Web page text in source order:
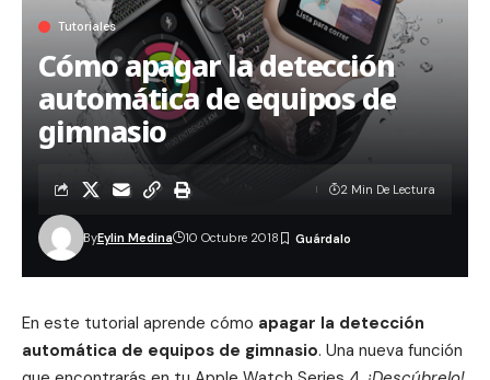
Tutoriales
Cómo apagar la detección
automática de equipos de
gimnasio
ByEylin Medina 10 Octubre 2018
2 Min De Lectura
En este tutorial aprende cómo apagar la detección
automática de equipos de gimnasio. Una nueva función